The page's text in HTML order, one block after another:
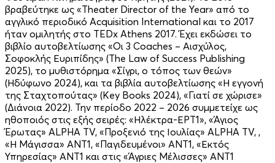
βραβεύτηκε ως «Theater Director of the Year» από το
αγγλικό περιοδικό Acquisition International και το 2017
ήταν ομιλητής στο TEDx Athens 2017. Έχει εκδώσει το
βιβλίο αυτοβελτίωσης «Οι 3 Coaches – Αισχύλος,
Σοφοκλής Ευριπίδης» (The Law of Success Publishing
2025), το μυθιστόρημα «Σίγρι, ο τόπος των θεών»
(Ηδύφωνο 2024), και τα βιβλία αυτοβελτίωσης «Η εγγονή
της Σταχτοπούτας» (Key Books 2024), «Γιατί σε χώρισε»
(Διάνοια 2022). Την περίοδο 2022 – 2026 συμμετείχε ως
ηθοποιός στις εξής σειρές: «Ηλέκτρα-ΕΡΤ1», «Άγιος
Έρωτας» ALPHA TV, «Προξενιό της Ιουλίας» ALPHA TV, ,
«Η Μάγισσα» ΑΝΤ1, «Παγιδευμένοι» ΑΝΤ1, «Εκτός
Υπηρεσίας» ΑΝΤ1 και στις «Άγριες Μέλισσες» ΑΝΤ1